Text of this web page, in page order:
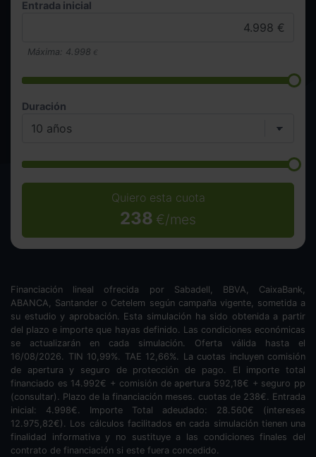
Entrada inicial
Máxima: 4.998 €
Duración
Quiero esta cuota
238 €/mes
Financiación lineal ofrecida por Sabadell, BBVA, CaixaBank,
ABANCA, Santander o Cetelem según campaña vigente, sometida a
su estudio y aprobación. Esta simulación ha sido obtenida a partir
del plazo e importe que hayas definido. Las condiciones económicas
se actualizarán en cada simulación. Oferta válida hasta el
16/08/2026. TIN 10,99%. TAE 12,66%. La cuotas incluyen comisión
de apertura y seguro de protección de pago. El importe total
financiado es 14.992€ + comisión de apertura 592,18€ + seguro pp
(consultar). Plazo de la financiación meses. cuotas de 238€. Entrada
inicial: 4.998€. Importe Total adeudado: 28.560€ (intereses
12.975,82€). Los cálculos facilitados en cada simulación tienen una
finalidad informativa y no sustituye a las condiciones finales del
contrato de financiación si este fuera concedido.